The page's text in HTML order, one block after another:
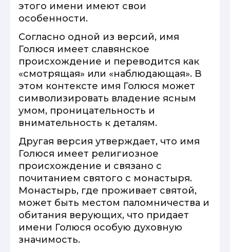
этого имени имеют свои
особенности.
Согласно одной из версий, имя
Голюся имеет славянское
происхождение и переводится как
«смотрящая» или «наблюдающая». В
этом контексте имя Голюся может
символизировать владение ясным
умом, проницательность и
внимательность к деталям.
Другая версия утверждает, что имя
Голюся имеет религиозное
происхождение и связано с
почитанием святого с монастыря.
Монастырь, где проживает святой,
может быть местом паломничества и
обитания верующих, что придает
имени Голюся особую духовную
значимость.